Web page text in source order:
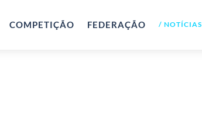
COMPETIÇÃO FEDERAÇÃO NOTÍCIAS